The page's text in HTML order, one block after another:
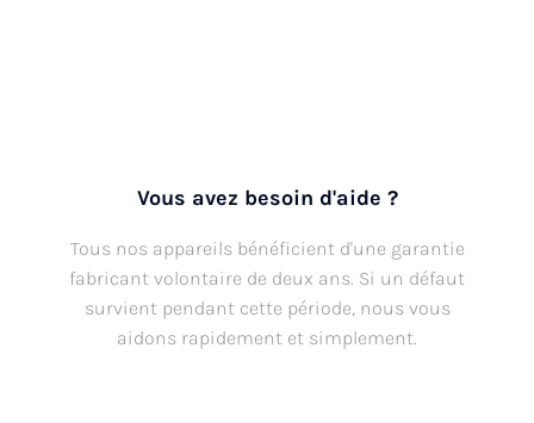
Vous avez besoin d'aide ?
Tous nos appareils bénéficient d'une garantie
fabricant volontaire de deux ans. Si un défaut
survient pendant cette période, nous vous
aidons rapidement et simplement.